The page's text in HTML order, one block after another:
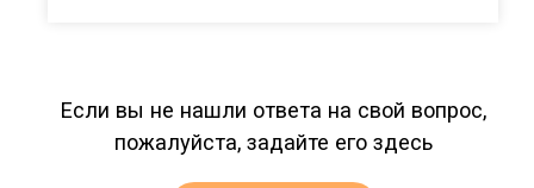
Если вы не нашли ответа на свой вопрос,
пожалуйста, задайте его здесь